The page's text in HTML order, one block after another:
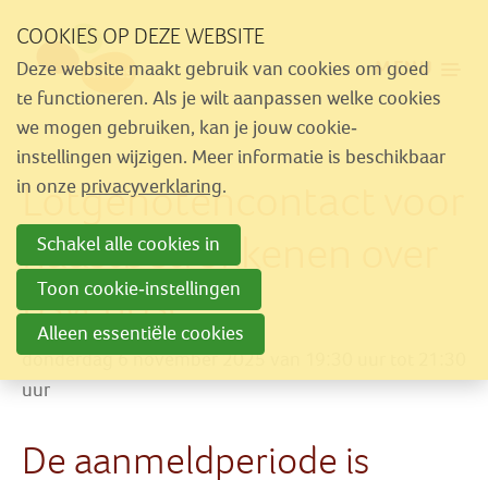
links
over
Spring
naar
navigatie
naar
hoofdinhoud
MENU
Lotgenotencontact voor
naastbetrokkenen over
psychose
donderdag 6 november 2025 van 19:30 uur tot 21:30
uur
De aanmeldperiode is
Aanbod
Nieuws
Activiteiten
Over Similes
Contact
Lid worden
COOKIES OP DEZE WEBSITE
Deze website maakt gebruik van cookies om goed
te functioneren. Als je wilt aanpassen welke cookies
we mogen gebruiken, kan je jouw cookie-
instellingen wijzigen. Meer informatie is beschikbaar
in onze privacyverklaring.
Schakel alle cookies in
Toon cookie-instellingen
Alleen essentiële cookies